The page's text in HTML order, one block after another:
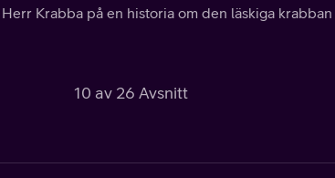
Krabba på en historia om den läskiga
10 av 26 Avsnitt